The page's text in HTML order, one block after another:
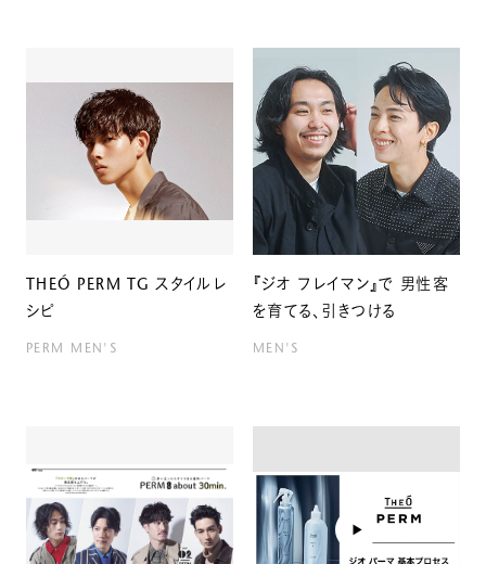
THEÓ PERM TG スタイルレ
シピ
PERM MEN'S
『ジオ フレイマン』で 男性客
を育てる、引きつける
MEN'S